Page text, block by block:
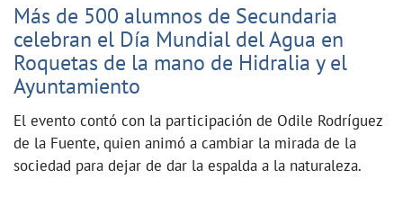
Más de 500 alumnos de Secundaria
celebran el Día Mundial del Agua en
Roquetas de la mano de Hidralia y el
Ayuntamiento
El evento contó con la participación de Odile Rodríguez
de la Fuente, quien animó a cambiar la mirada de la
sociedad para dejar de dar la espalda a la naturaleza.